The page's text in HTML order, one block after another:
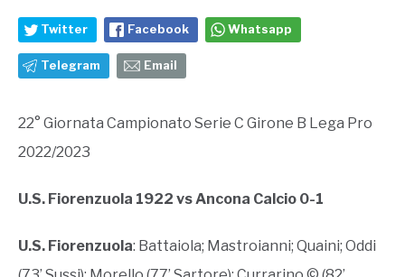
Twitter Facebook Whatsapp
Telegram Email
22° Giornata Campionato Serie C Girone B Lega Pro
2022/2023
U.S. Fiorenzuola 1922 vs Ancona Calcio 0-1
U.S. Fiorenzuola: Battaiola; Mastroianni; Quaini; Oddi